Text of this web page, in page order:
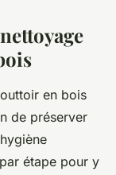
en bois
de préserver
étape pour y